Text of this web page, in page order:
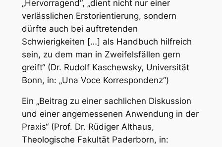
„Hervorragend“, „dient nicht nur einer
verlässlichen Erstorientierung, sondern
dürfte auch bei auftretenden
Schwierigkeiten […] als Handbuch hilfreich
sein, zu dem man in Zweifelsfällen gern
greift“ (Dr. Rudolf Kaschewsky, Universität
Bonn, in: „Una Voce Korrespondenz“)
Ein „Beitrag zu einer sachlichen Diskussion
und einer angemessenen Anwendung in der
Praxis“(Prof. Dr. Rüdiger Althaus,
Theologische Fakultät Paderborn, in: